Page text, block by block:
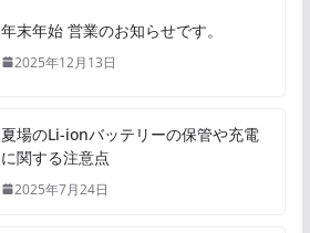
年末年始 営業のお知らせです。
2025年12月13日
夏場のLi-ionバッテリーの保管や充電
に関する注意点
2025年7月24日